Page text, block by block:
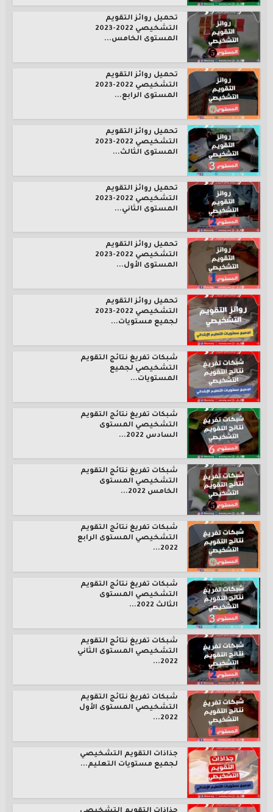
تحميل روائز التقويم
التشخيصي 2022-2023
المستوى الخامس...
تحميل روائز التقويم
التشخيصي 2022-2023
المستوى الرابع...
تحميل روائز التقويم
التشخيصي 2022-2023
المستوى الثالث...
تحميل روائز التقويم
التشخيصي 2022-2023
المستوى الثاني...
تحميل روائز التقويم
التشخيصي 2022-2023
المستوى الأول...
تحميل روائز التقويم
التشخيصي 2022-2023
لجميع مستويات...
شبكات تفريغ نتائج التقويم
التشخيصي لجميع
المستويات...
شبكات تفريغ نتائج التقويم
التشخيصي المستوى
السادس 2022...
شبكات تفريغ نتائج التقويم
التشخيصي المستوى
الخامس 2022...
شبكات تفريغ نتائج التقويم
التشخيصي المستوى الرابع
2022...
شبكات تفريغ نتائج التقويم
التشخيصي المستوى
الثالث 2022...
شبكات تفريغ نتائج التقويم
التشخيصي المستوى الثاني
2022...
شبكات تفريغ نتائج التقويم
التشخيصي المستوى الأول
2022...
جذاذات التقويم التشخيصي
لجميع مستويات التعليم...